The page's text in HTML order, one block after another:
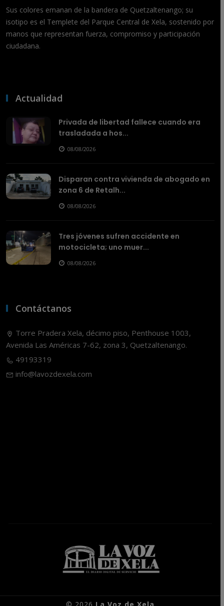
Sus colores emanan de la bandera de Quetzaltenango; su
isotipo es el Templete del Parque Central de Xela, sostenido por
manos que representan fuerza, compromiso y participación
ciudadana.
Actualidad
Privada de libertad fallece cuando era
trasladada a hos...
08/08/2026
Disparan contra vivienda de abogado en
zona 6 de Retalh...
08/08/2026
Tres jóvenes sufren accidente en
motocicleta; uno muer...
08/08/2026
Contáctanos
Torre Pradera Xela, décimo piso, Penthouse 1003,
Avenida Las Américas 7-62, zona 3, Quetzaltenango.
49193319
info@lavozdexela.com